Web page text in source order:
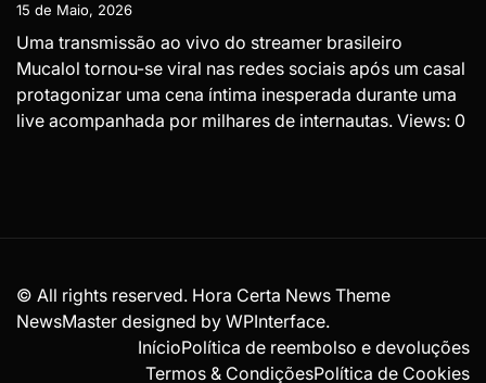
15 de Maio, 2026
Uma transmissão ao vivo do streamer brasileiro
Mucalol tornou-se viral nas redes sociais após um casal
protagonizar uma cena íntima inesperada durante uma
live acompanhada por milhares de internautas. Views: 0
© All rights reserved. Hora Certa News Theme
NewsMaster designed by WPInterface.
InícioPolítica de reembolso e devoluções
Termos & CondiçõesPolítica de Cookies